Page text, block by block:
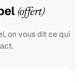
(offert)
on vous dit ce qui